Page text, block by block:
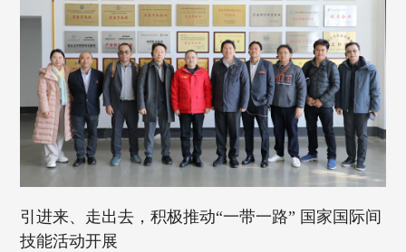
引进来、走出去，积极推动“一带一路” 国家国际间
技能活动开展